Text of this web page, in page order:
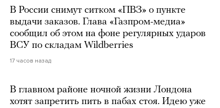
В России снимут ситком «ПВЗ» о пункте
выдачи заказов. Глава «Газпром-медиа»
сообщил об этом на фоне регулярных ударов
ВСУ по складам Wildberries
17 часов назад
В главном районе ночной жизни Лондона
хотят запретить пить в пабах стоя. Идею уже